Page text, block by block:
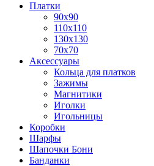
Платки
90x90
110x110
130x130
70х70
Аксессуары
Кольца для платков
Зажимы
Магнитики
Иголки
Игольницы
Коробки
Шарфы
Шапочки Бони
Банданки